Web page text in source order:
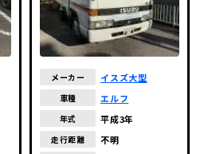
メーカー イスズ大型
車種 エルフ
年式 平成3年
走行距離 不明